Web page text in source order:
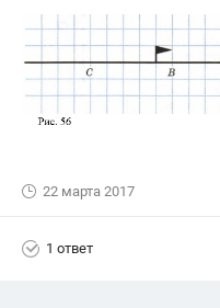
22 марта 2017
1 ответ